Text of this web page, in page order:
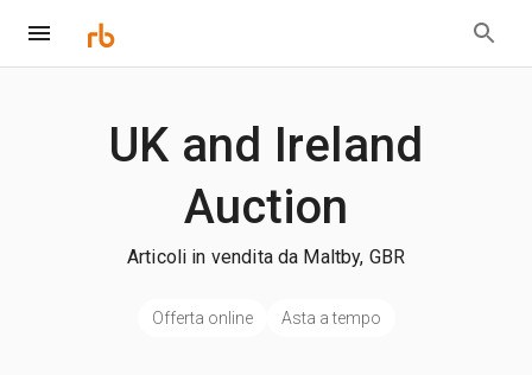
UK and Ireland
Auction
Articoli in vendita da Maltby, GBR
Offerta online Asta a tempo